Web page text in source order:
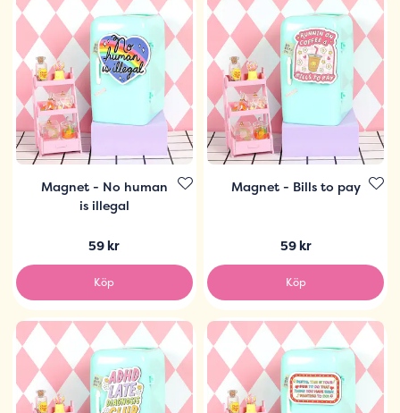
Magnet - No human
is illegal
59 kr
Köp
Magnet - Bills to pay
59 kr
Köp